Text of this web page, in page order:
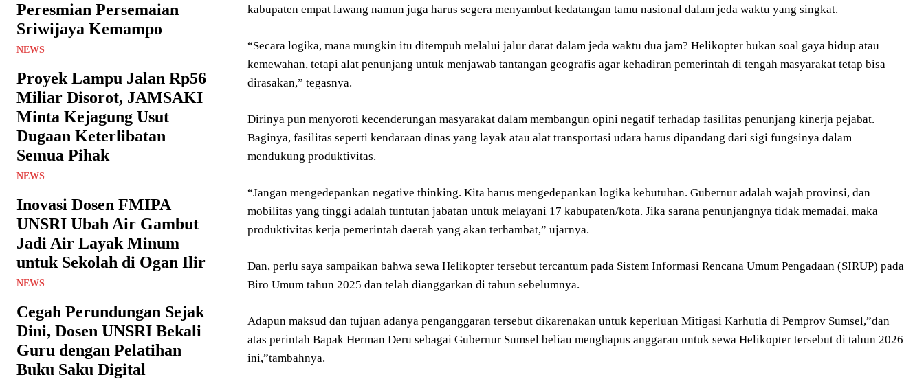
Peresmian Persemaian
Sriwijaya Kemampo
NEWS
Proyek Lampu Jalan Rp56
Miliar Disorot, JAMSAKI
Minta Kejagung Usut
Dugaan Keterlibatan
Semua Pihak
NEWS
Inovasi Dosen FMIPA
UNSRI Ubah Air Gambut
Jadi Air Layak Minum
untuk Sekolah di Ogan Ilir
NEWS
Cegah Perundungan Sejak
Dini, Dosen UNSRI Bekali
Guru dengan Pelatihan
Buku Saku Digital
kabupaten empat lawang namun juga harus segera menyambut kedatangan tamu nasional dalam jeda waktu yang singkat.
“Secara logika, mana mungkin itu ditempuh melalui jalur darat dalam jeda waktu dua jam? Helikopter bukan soal gaya hidup atau
kemewahan, tetapi alat penunjang untuk menjawab tantangan geografis agar kehadiran pemerintah di tengah masyarakat tetap bisa
dirasakan,” tegasnya.
Dirinya pun menyoroti kecenderungan masyarakat dalam membangun opini negatif terhadap fasilitas penunjang kinerja pejabat.
Baginya, fasilitas seperti kendaraan dinas yang layak atau alat transportasi udara harus dipandang dari sigi fungsinya dalam
mendukung produktivitas.
“Jangan mengedepankan negative thinking. Kita harus mengedepankan logika kebutuhan. Gubernur adalah wajah provinsi, dan
mobilitas yang tinggi adalah tuntutan jabatan untuk melayani 17 kabupaten/kota. Jika sarana penunjangnya tidak memadai, maka
produktivitas kerja pemerintah daerah yang akan terhambat,” ujarnya.
Dan, perlu saya sampaikan bahwa sewa Helikopter tersebut tercantum pada Sistem Informasi Rencana Umum Pengadaan (SIRUP) pada
Biro Umum tahun 2025 dan telah dianggarkan di tahun sebelumnya.
Adapun maksud dan tujuan adanya penganggaran tersebut dikarenakan untuk keperluan Mitigasi Karhutla di Pemprov Sumsel,”dan
atas perintah Bapak Herman Deru sebagai Gubernur Sumsel beliau menghapus anggaran untuk sewa Helikopter tersebut di tahun 2026
ini,”tambahnya.